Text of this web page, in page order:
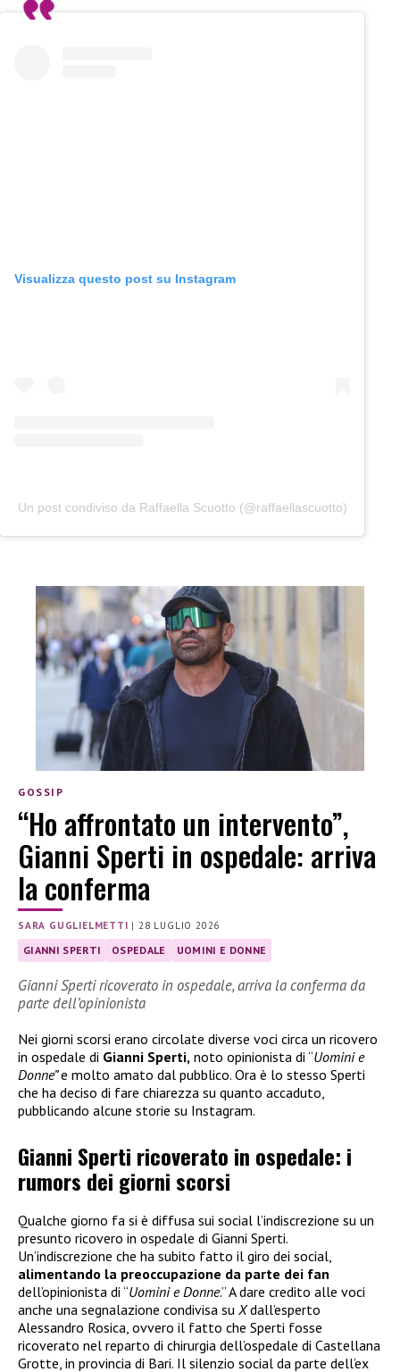
Visualizza questo post su Instagram
Un post condiviso da Raffaella Scuotto (@raffaellascuotto)
GOSSIP
“Ho affrontato un intervento”,
Gianni Sperti in ospedale: arriva
la conferma
SARA GUGLIELMETTI | 28 LUGLIO 2026
GIANNI SPERTI OSPEDALE UOMINI E DONNE
Gianni Sperti ricoverato in ospedale, arriva la conferma da
parte dell’opinionista
Nei giorni scorsi erano circolate diverse voci circa un ricovero
in ospedale di Gianni Sperti, noto opinionista di “Uomini e
Donne”e molto amato dal pubblico. Ora è lo stesso Sperti
che ha deciso di fare chiarezza su quanto accaduto,
pubblicando alcune storie su Instagram.
Gianni Sperti ricoverato in ospedale: i
rumors dei giorni scorsi
Qualche giorno fa si è diffusa sui social l’indiscrezione su un
presunto ricovero in ospedale di Gianni Sperti.
Un’indiscrezione che ha subito fatto il giro dei social,
alimentando la preoccupazione da parte dei fan
dell’opinionista di “Uomini e Donne.” A dare credito alle voci
anche una segnalazione condivisa su Xdall’esperto
Alessandro Rosica, ovvero il fatto che Sperti fosse
ricoverato nel reparto di chirurgia dell’ospedale di Castellana
Grotte, in provincia di Bari. Il silenzio social da parte dell’ex